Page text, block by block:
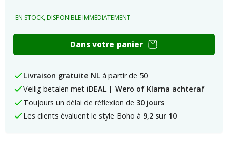
EN STOCK, DISPONIBLE IMMÉDIATEMENT
Boucles
enfants
en
argent
avec
des
Dans votre panier
Livraison gratuite NL à partir de 50
Veilig betalen met iDEAL | Wero of Klarna achteraf
Toujours un délai de réflexion de 30 jours
Les clients évaluent le style Boho à 9,2 sur 10